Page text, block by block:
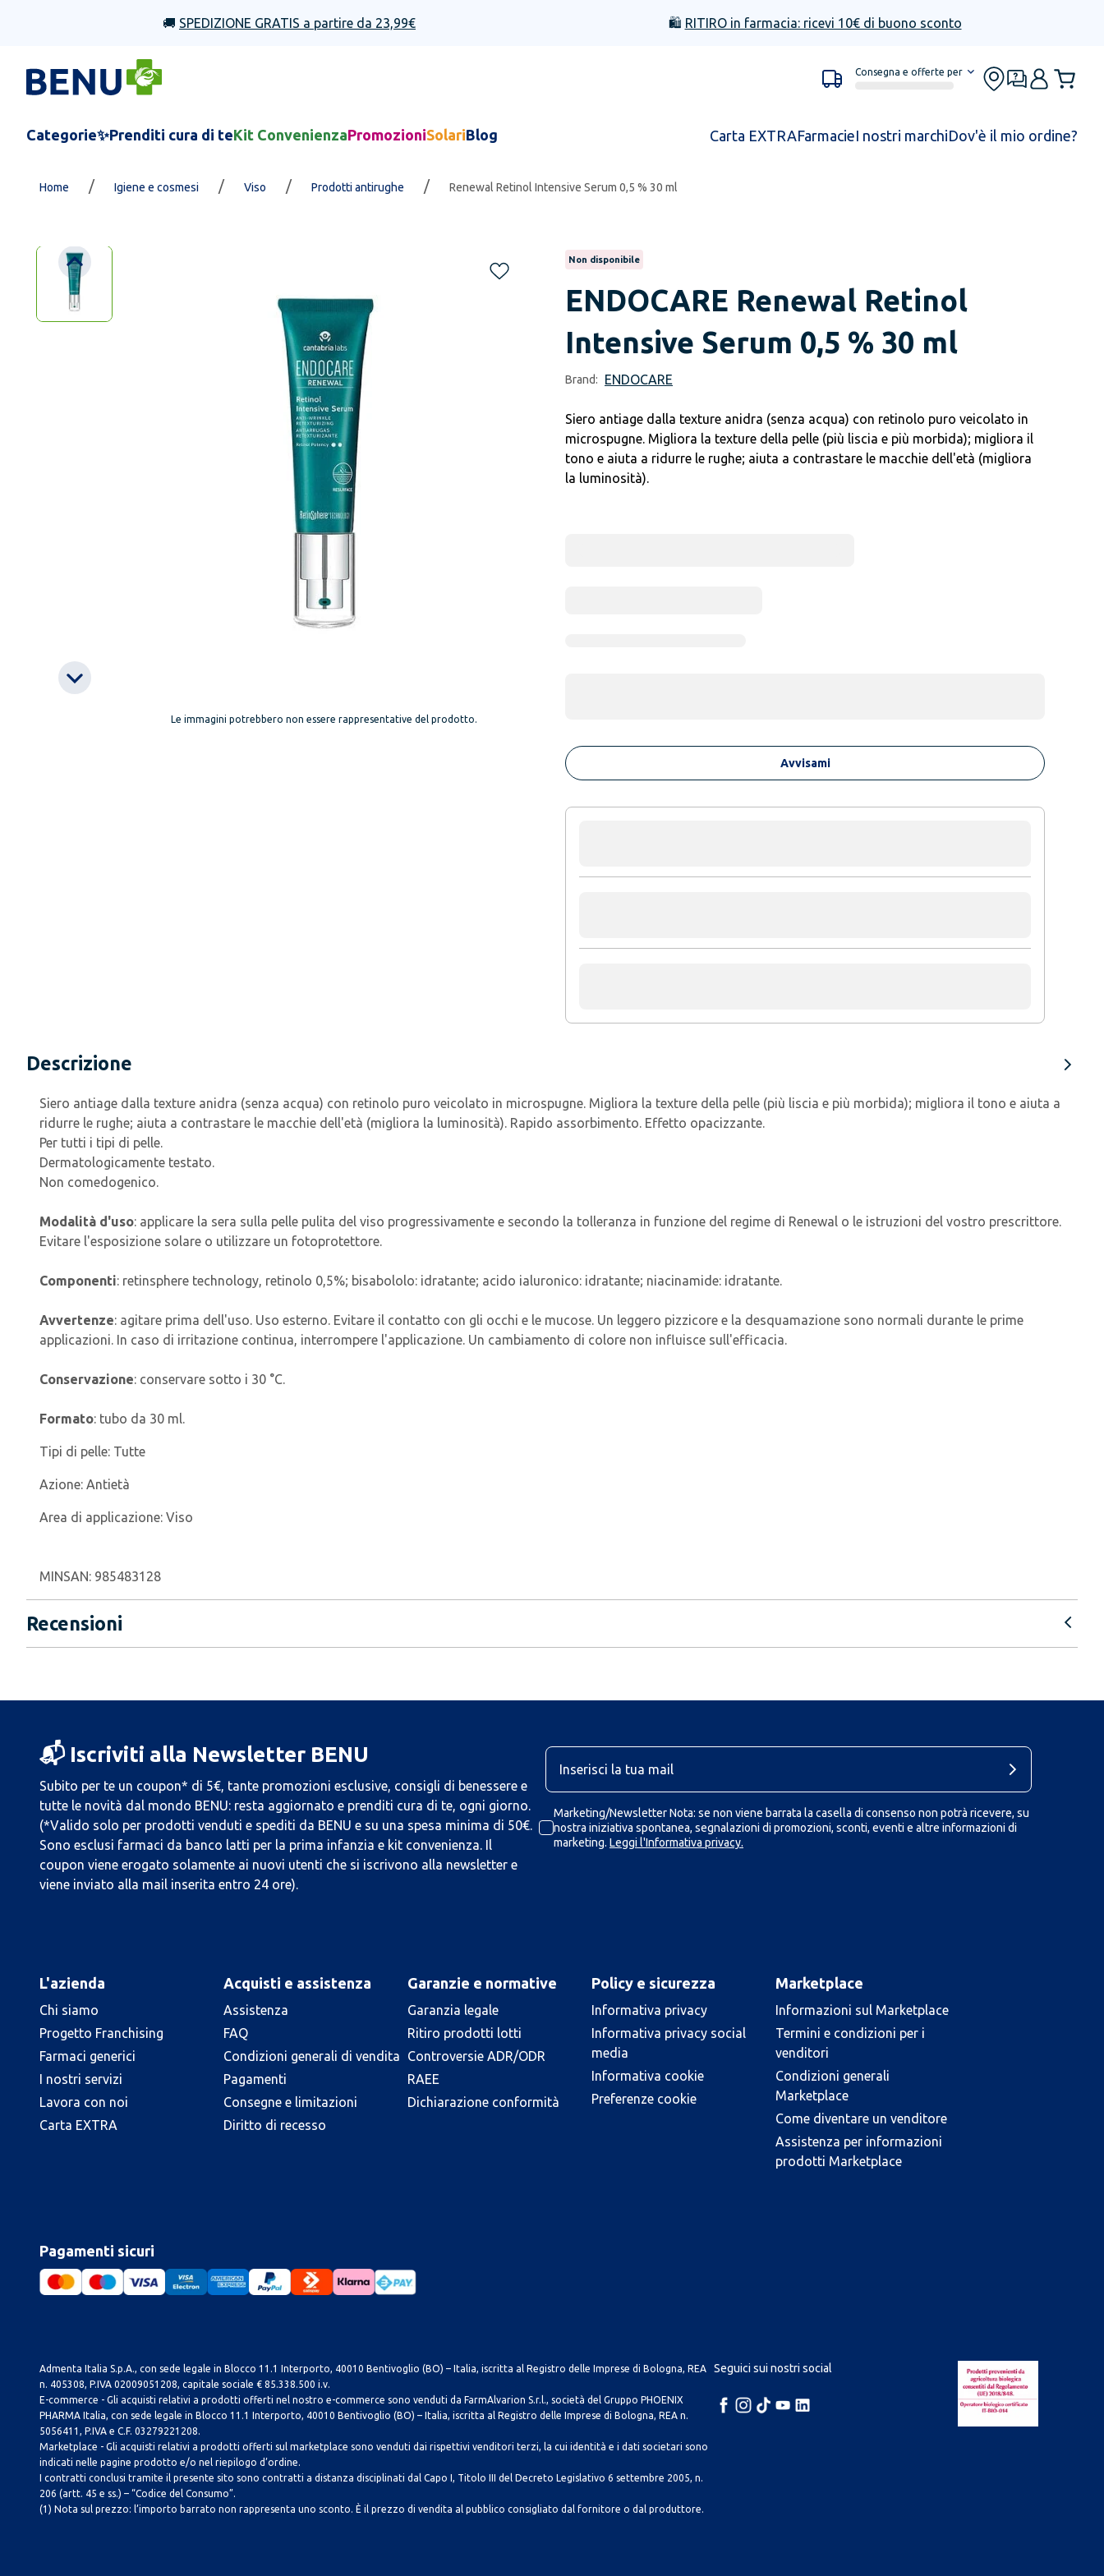
🚚 SPEDIZIONE GRATIS a partire da 23,99€ 🛍️ RITIRO in farmacia: ricevi 10€ di buono sconto
Consegna e offerte per
Categorie✨Prenditi cura di teKit ConvenienzaPromozioniSolariBlog Carta EXTRAFarmacieI nostri marchiDov'è il mio ordine?
Home / Igiene e cosmesi / Viso / Prodotti antirughe / Renewal Retinol Intensive Serum 0,5 % 30 ml
Le immagini potrebbero non essere rappresentative del prodotto.
Non disponibile
ENDOCARE Renewal Retinol
Intensive Serum 0,5 % 30 ml
Brand: ENDOCARE
Siero antiage dalla texture anidra (senza acqua) con retinolo puro veicolato in
microspugne. Migliora la texture della pelle (più liscia e più morbida); migliora il
tono e aiuta a ridurre le rughe; aiuta a contrastare le macchie dell'età (migliora
la luminosità).
Avvisami
Descrizione
Siero antiage dalla texture anidra (senza acqua) con retinolo puro veicolato in microspugne. Migliora la texture della pelle (più liscia e più morbida); migliora il tono e aiuta a
ridurre le rughe; aiuta a contrastare le macchie dell'età (migliora la luminosità). Rapido assorbimento. Effetto opacizzante.
Per tutti i tipi di pelle.
Dermatologicamente testato.
Non comedogenico.
Modalità d'uso: applicare la sera sulla pelle pulita del viso progressivamente e secondo la tolleranza in funzione del regime di Renewal o le istruzioni del vostro prescrittore.
Evitare l'esposizione solare o utilizzare un fotoprotettore.
Componenti: retinsphere technology, retinolo 0,5%; bisabololo: idratante; acido ialuronico: idratante; niacinamide: idratante.
Avvertenze: agitare prima dell'uso. Uso esterno. Evitare il contatto con gli occhi e le mucose. Un leggero pizzicore e la desquamazione sono normali durante le prime
applicazioni. In caso di irritazione continua, interrompere l'applicazione. Un cambiamento di colore non influisce sull'efficacia.
Conservazione: conservare sotto i 30 °C.
Formato: tubo da 30 ml.
Tipi di pelle: Tutte
Azione: Antietà
Area di applicazione: Viso
MINSAN: 985483128
Recensioni
📬 Iscriviti alla Newsletter BENU
Subito per te un coupon* di 5€, tante promozioni esclusive, consigli di benessere e
tutte le novità dal mondo BENU: resta aggiornato e prenditi cura di te, ogni giorno.
(*Valido solo per prodotti venduti e spediti da BENU e su una spesa minima di 50€.
Sono esclusi farmaci da banco latti per la prima infanzia e kit convenienza. Il
coupon viene erogato solamente ai nuovi utenti che si iscrivono alla newsletter e
viene inviato alla mail inserita entro 24 ore).
Marketing/Newsletter Nota: se non viene barrata la casella di consenso non potrà ricevere, su
nostra iniziativa spontanea, segnalazioni di promozioni, sconti, eventi e altre informazioni di
marketing. Leggi l'Informativa privacy.
L'azienda
Chi siamo
Progetto Franchising
Farmaci generici
I nostri servizi
Lavora con noi
Carta EXTRA
Acquisti e assistenza
Assistenza
FAQ
Condizioni generali di vendita
Pagamenti
Consegne e limitazioni
Diritto di recesso
Garanzie e normative
Garanzia legale
Ritiro prodotti lotti
Controversie ADR/ODR
RAEE
Dichiarazione conformità
Policy e sicurezza
Informativa privacy
Informativa privacy social
media
Informativa cookie
Preferenze cookie
Marketplace
Informazioni sul Marketplace
Termini e condizioni per i
venditori
Condizioni generali
Marketplace
Come diventare un venditore
Assistenza per informazioni
prodotti Marketplace
Pagamenti sicuri
Admenta Italia S.p.A., con sede legale in Blocco 11.1 Interporto, 40010 Bentivoglio (BO) – Italia, iscritta al Registro delle Imprese di Bologna, REA
n. 405308, P.IVA 02009051208, capitale sociale € 85.338.500 i.v.
E-commerce - Gli acquisti relativi a prodotti offerti nel nostro e-commerce sono venduti da FarmAlvarion S.r.l., società del Gruppo PHOENIX
PHARMA Italia, con sede legale in Blocco 11.1 Interporto, 40010 Bentivoglio (BO) – Italia, iscritta al Registro delle Imprese di Bologna, REA n.
5056411, P.IVA e C.F. 03279221208.
Marketplace - Gli acquisti relativi a prodotti offerti sul marketplace sono venduti dai rispettivi venditori terzi, la cui identità e i dati societari sono
indicati nelle pagine prodotto e/o nel riepilogo d’ordine.
I contratti conclusi tramite il presente sito sono contratti a distanza disciplinati dal Capo I, Titolo III del Decreto Legislativo 6 settembre 2005, n.
206 (artt. 45 e ss.) – “Codice del Consumo”.
(1) Nota sul prezzo: l’importo barrato non rappresenta uno sconto. È il prezzo di vendita al pubblico consigliato dal fornitore o dal produttore.
Seguici sui nostri social